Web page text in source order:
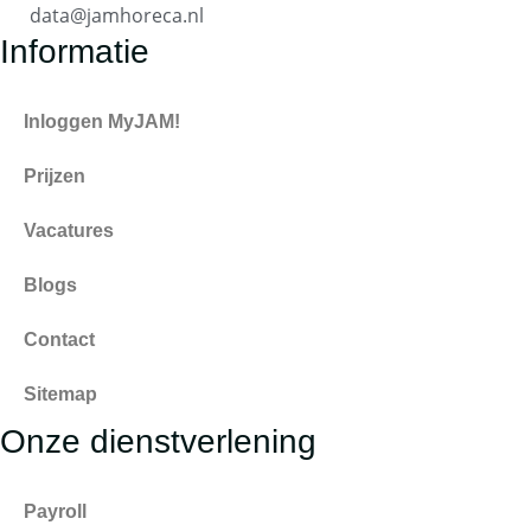
data@jamhoreca.nl
Informatie
Inloggen MyJAM!
Prijzen
Vacatures
Blogs
Contact
Sitemap
Onze dienstverlening
Payroll